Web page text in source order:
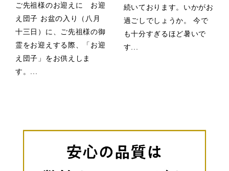
ご先祖様のお迎えに お迎
え団子 お盆の入り（八月
十三日）に、ご先祖様の御
霊をお迎えする際、「お迎
え団子」をお供えしま
す。...
続いております。いかがお
過ごしでしょうか。 今で
も十分すぎるほど暑いで
す...